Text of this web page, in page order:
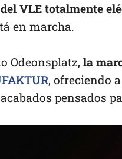
VLE totalmente
en marcha.
Odeonsplatz, la
, ofreciendo
pensados